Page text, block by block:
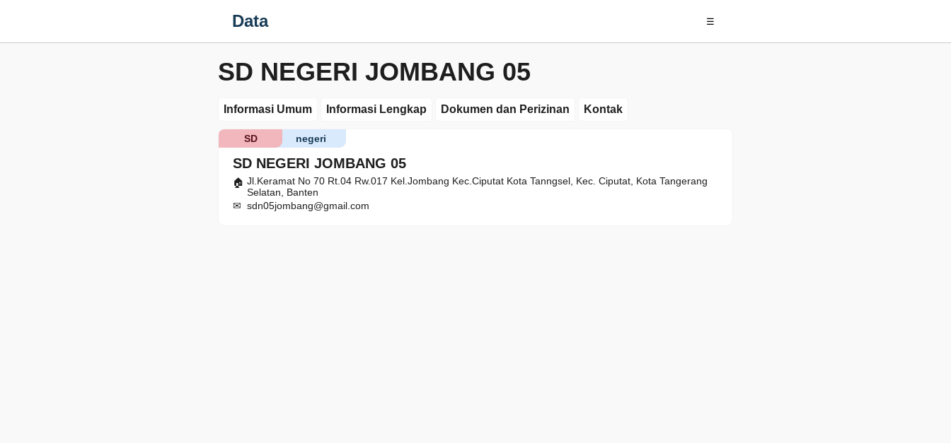
Data ☰
SD NEGERI JOMBANG 05
Informasi Umum Informasi Lengkap Dokumen dan Perizinan Kontak
SD NEGERI JOMBANG 05
negeri
SD
Jl.Keramat No 70 Rt.04 Rw.017 Kel.Jombang Kec.Ciputat Kota Tanngsel, Kec. Ciputat, Kota Tangerang
Selatan, Banten
sdn05jombang@gmail.com